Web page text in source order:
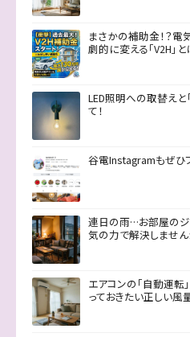
まさかの補助金！？電
劇的に変える「V2H」と
LED照明への取替えと
て！
谷電Instagramもぜひ
連日の雨…お部屋のジ
気の力で解決しません
エアコンの「自動運転
っておきたい正しい風